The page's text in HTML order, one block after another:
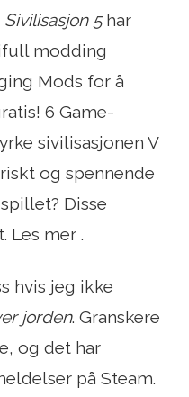
Sivilisasjon 5har
modding
Mods for å
6 Game-
sivilisasjonen V
og spennende
Disse
Les mer .
hvis jeg ikke
jorden. Granskere
og det har
på Steam.